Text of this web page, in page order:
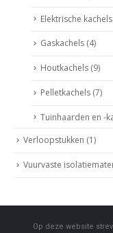
Elektrische kachels
Gaskachels (4)
Houtkachels (9)
Pelletkachels (7)
Tuinhaarden en -
Verloopstukken (1)
Vuurvaste
Op deze website